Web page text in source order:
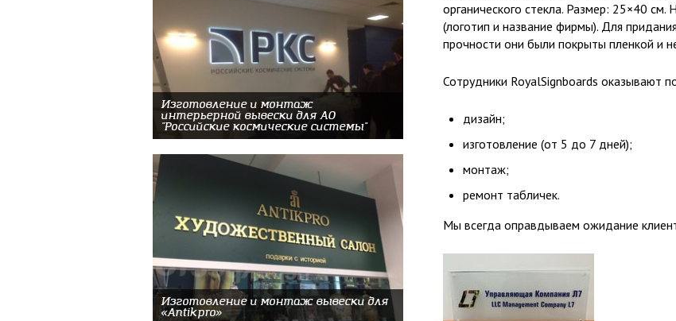
органического стекла. Размер: 25×40
(логотип и название фирмы). Для
прочности они были покрыты пленкой и
Сотрудники RoyalSignboards оказывают
дизайн;
изготовление (от 5 до 7 дней);
монтаж;
ремонт табличек.
Мы всегда оправдываем ожидание
Изготовление и монтаж
интерьерной вывески для АО
"Российские космические системы"
Изготовление и монтаж вывески для
«Antikpro»